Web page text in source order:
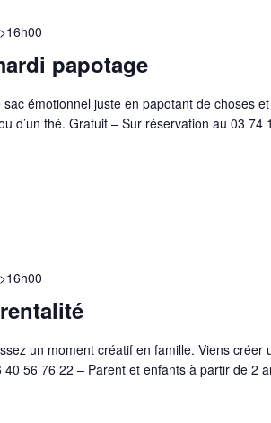
papotage
>16h00
émotionnel juste en papotant de choses
d’un thé. Gratuit – Sur réservation au 03 74
>16h00
un moment créatif en famille. Viens créer
40 56 76 22 – Parent et enfants à partir de 2